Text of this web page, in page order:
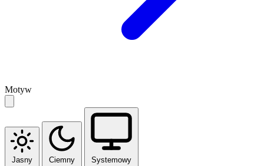
Motyw
Jasny Ciemny Systemowy